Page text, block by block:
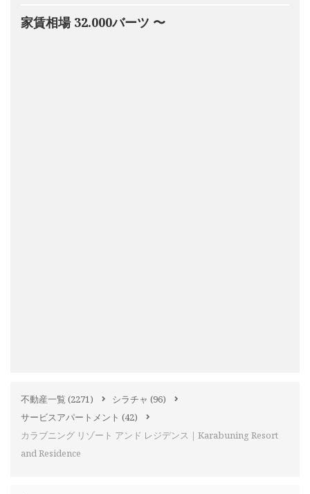
家賃相場 32.000バーツ 〜
不動産一覧 (2271) シラチャ (96)
サービスアパートメント (42)
カラブニング リゾート アンド レジデンス｜Karabuning Resort
and Residence